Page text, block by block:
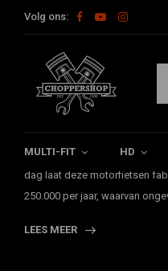
Volg ons:
MULTI-FIT HD
Onderdelen
Wellicht een van de meest
merk is wereldwijd bekend
Wereldoorlog. Het
dag laat deze motorfietsen
250.000 per jaar, waarvan
LEES MEER